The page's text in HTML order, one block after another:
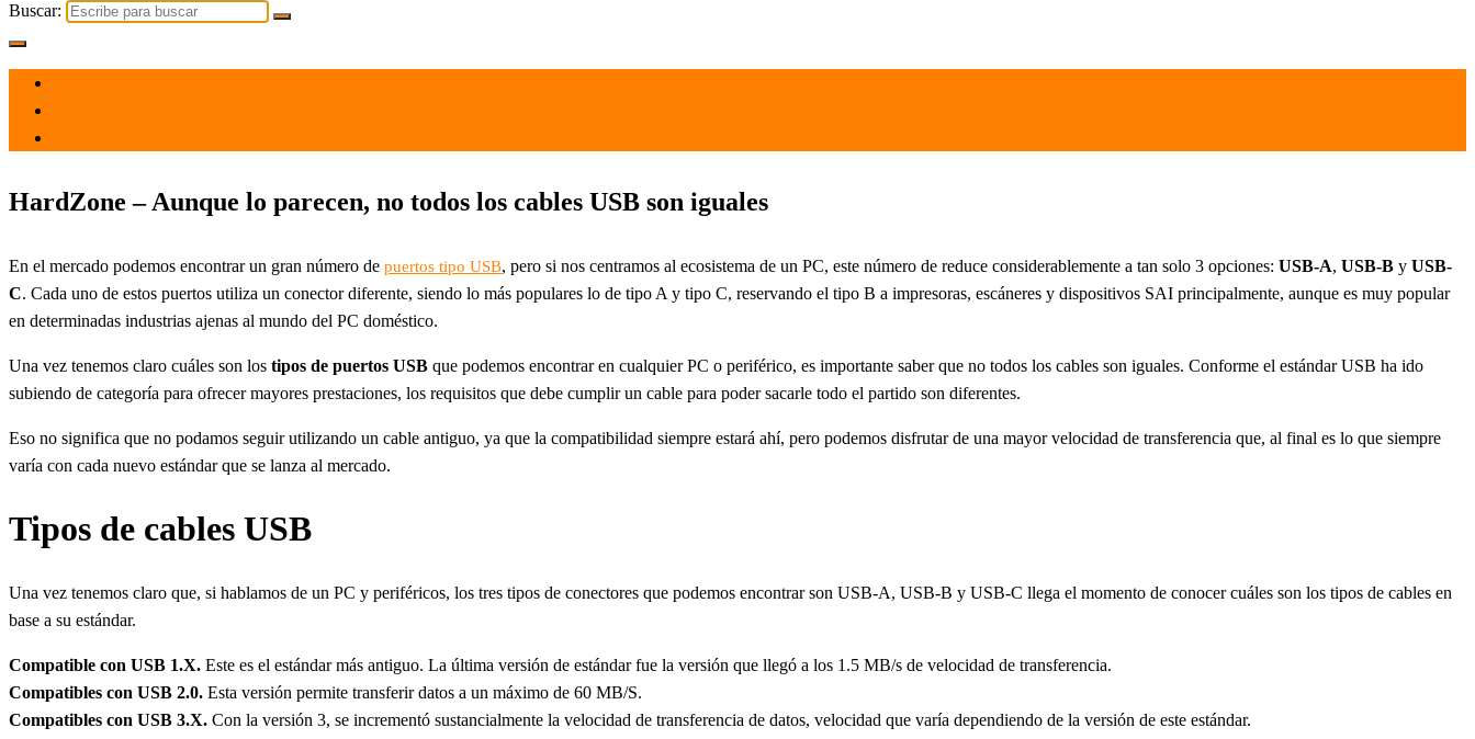
Buscar:
HardZone – Aunque lo parecen, no todos los cables USB son iguales
En el mercado podemos encontrar un gran número de puertos tipo USB, pero si nos centramos al ecosistema de un PC, este número de reduce considerablemente a tan solo 3 opciones: USB-A, USB-B y USB-
C. Cada uno de estos puertos utiliza un conector diferente, siendo lo más populares lo de tipo A y tipo C, reservando el tipo B a impresoras, escáneres y dispositivos SAI principalmente, aunque es muy popular
en determinadas industrias ajenas al mundo del PC doméstico.
Una vez tenemos claro cuáles son los tipos de puertos USB que podemos encontrar en cualquier PC o periférico, es importante saber que no todos los cables son iguales. Conforme el estándar USB ha ido
subiendo de categoría para ofrecer mayores prestaciones, los requisitos que debe cumplir un cable para poder sacarle todo el partido son diferentes.
Eso no significa que no podamos seguir utilizando un cable antiguo, ya que la compatibilidad siempre estará ahí, pero podemos disfrutar de una mayor velocidad de transferencia que, al final es lo que siempre
varía con cada nuevo estándar que se lanza al mercado.
Tipos de cables USB
Una vez tenemos claro que, si hablamos de un PC y periféricos, los tres tipos de conectores que podemos encontrar son USB-A, USB-B y USB-C llega el momento de conocer cuáles son los tipos de cables en
base a su estándar.
Compatible con USB 1.X. Este es el estándar más antiguo. La última versión de estándar fue la versión que llegó a los 1.5 MB/s de velocidad de transferencia.
Compatibles con USB 2.0. Esta versión permite transferir datos a un máximo de 60 MB/S.
Compatibles con USB 3.X. Con la versión 3, se incrementó sustancialmente la velocidad de transferencia de datos, velocidad que varía dependiendo de la versión de este estándar.